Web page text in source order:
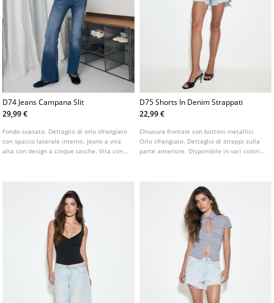
D74 Jeans Campana Slit
29,99 €
Fondo svasato. Dettaglio di orlo sfrangiato
con spacco laterale interno. Jeans a vita
alta con design a cinque tasche. Vita con
D75 Shorts In Denim Strappati
22,99 €
Chiusura frontale con bottoni metallici.
Orlo sfrangiato. Dettaglio di strappi sulla
parte anteriore. Disponibile in vari colori.